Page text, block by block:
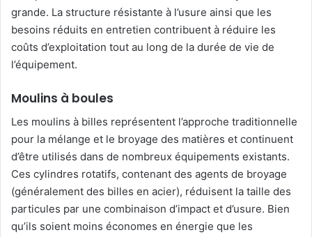
grande. La structure résistante à l’usure ainsi que les
besoins réduits en entretien contribuent à réduire les
coûts d’exploitation tout au long de la durée de vie de
l’équipement.
Moulins à boules
Les moulins à billes représentent l’approche traditionnelle
pour la mélange et le broyage des matières et continuent
d’être utilisés dans de nombreux équipements existants.
Ces cylindres rotatifs, contenant des agents de broyage
(généralement des billes en acier), réduisent la taille des
particules par une combinaison d’impact et d’usure. Bien
qu’ils soient moins économes en énergie que les